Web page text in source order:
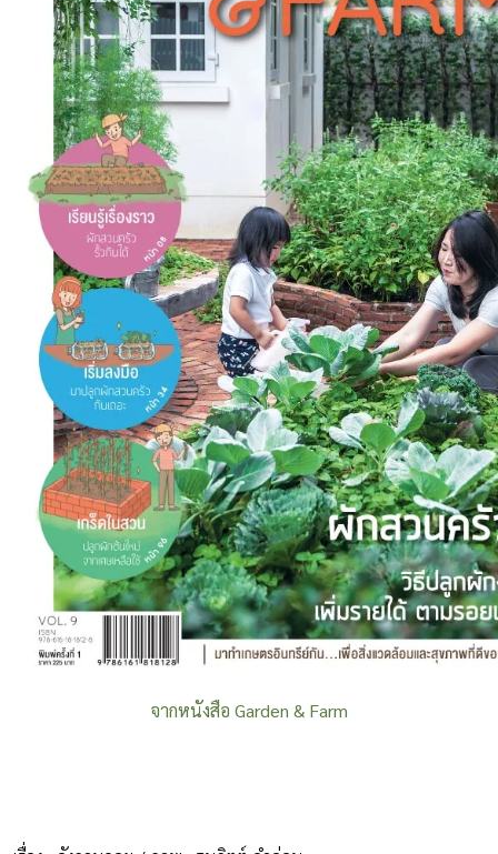
จากหนังสือ Garden & Farm